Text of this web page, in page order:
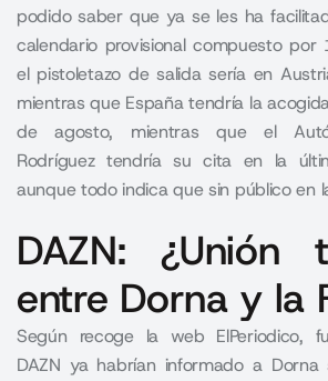
podido saber que ya se les ha
calendario provisional compuesto
el pistoletazo de salida sería en
mientras que España tendría la
de agosto, mientras que el
Rodríguez tendría su cita en la
aunque todo indica que sin público en
DAZN: ¿Unión
entre Dorna y la
Según recoge la web ElPeriodico,
DAZN ya habrían informado a